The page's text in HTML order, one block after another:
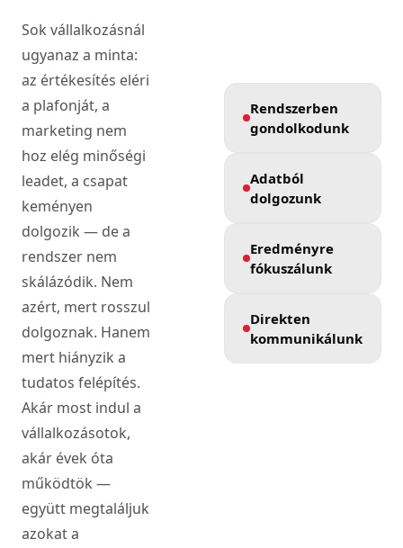
Sok vállalkozásnál
ugyanaz a minta:
az értékesítés eléri
a plafonját, a
marketing nem
hoz elég minőségi
leadet, a csapat
keményen
dolgozik — de a
rendszer nem
skálázódik. Nem
azért, mert rosszul
dolgoznak. Hanem
mert hiányzik a
tudatos felépítés.
Akár most indul a
vállalkozásotok,
akár évek óta
működtök —
együtt megtaláljuk
azokat a
Rendszerben
gondolkodunk
Adatból
dolgozunk
Eredményre
fókuszálunk
Direkten
kommunikálunk